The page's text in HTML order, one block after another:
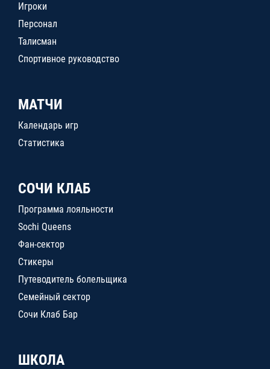
Игроки
Персонал
Талисман
Спортивное руководство
МАТЧИ
Календарь игр
Статистика
СОЧИ КЛАБ
Программа лояльности
Sochi Queens
Фан-сектор
Стикеры
Путеводитель болельщика
Семейный сектор
Сочи Клаб Бар
ШКОЛА